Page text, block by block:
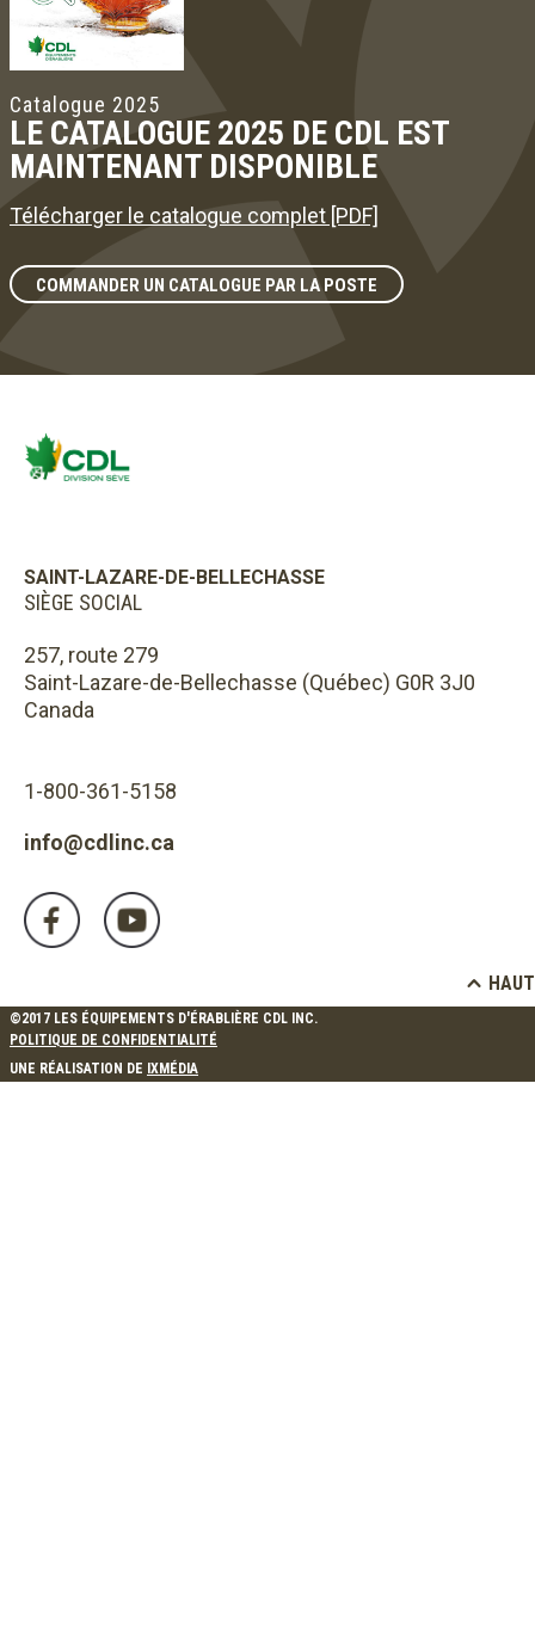
Catalogue 2025
LE CATALOGUE 2025 DE CDL EST
MAINTENANT DISPONIBLE
Télécharger le catalogue complet [PDF]
COMMANDER UN CATALOGUE PAR LA POSTE
SAINT-LAZARE-DE-BELLECHASSE
SIÈGE SOCIAL
257, route 279
Saint-Lazare-de-Bellechasse (Québec) G0R 3J0
Canada
1-800-361-5158
info@cdlinc.ca
HAUT
©2017 LES ÉQUIPEMENTS D'ÉRABLIÈRE CDL INC.
POLITIQUE DE CONFIDENTIALITÉ
UNE RÉALISATION DE IXMÉDIA